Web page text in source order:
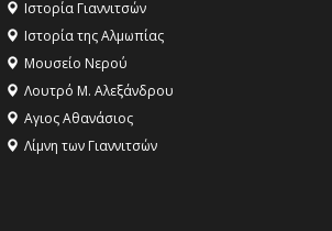
Ιστορία Γιαννιτσών
Ιστορία της Αλμωπίας
Μουσείο Νερού
Λουτρό Μ. Αλεξάνδρου
Αγιος Αθανάσιος
Λίμνη των Γιαννιτσών